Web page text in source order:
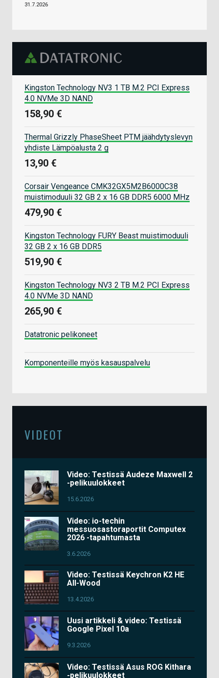
31.7.2026
Kingston Technology NV3 1 TB M.2 PCI Express
4.0 NVMe 3D NAND
158,90 €
Thermal Grizzly PhaseSheet PTM jäähdytyslevyn
yhdiste Lämpöalusta 2 g
13,90 €
Corsair Vengeance CMK32GX5M2B6000C38
muistimoduuli 32 GB 2 x 16 GB DDR5 6000 MHz
479,90 €
Kingston Technology FURY Beast muistimoduuli
32 GB 2 x 16 GB DDR5
519,90 €
Kingston Technology NV3 2 TB M.2 PCI Express
4.0 NVMe 3D NAND
265,90 €
Datatronic pelikoneet
Komponenteille myös kasauspalvelu
VIDEOT
Video: Testissä Audeze Maxwell 2
-pelikuulokkeet
15.6.2026
Video: io-techin
messuosastoraportit Computex
2026 -tapahtumasta
3.6.2026
Video: Testissä Keychron K2 HE
All-Wood
13.4.2026
Uusi artikkeli & video: Testissä
Google Pixel 10a
9.3.2026
Video: Testissä Asus ROG Kithara
-pelikuulokkeet